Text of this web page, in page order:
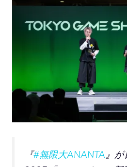
『#無限大ANANTA』が